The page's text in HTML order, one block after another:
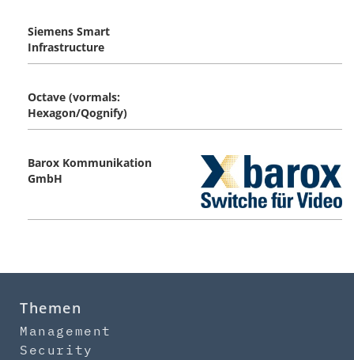
Siemens Smart
Infrastructure
Octave (vormals:
Hexagon/Qognify)
Barox Kommunikation
GmbH
Themen
Management
Security